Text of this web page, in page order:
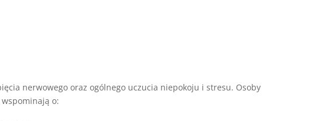
nerwowego oraz ogólnego uczucia niepokoju i stresu. Osoby
o: